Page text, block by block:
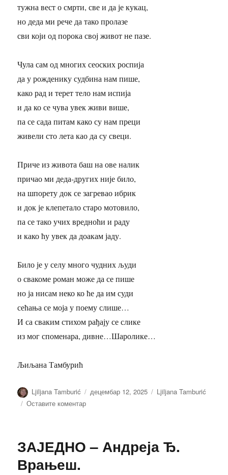
тужна вест о смрти, све и да је кукац,
но деда ми рече да тако пролазе
сви који од порока свој живот не пазе.
Чула сам од многих сеоских роспија
да у рожденику судбина нам пише,
како рад и терет тело нам испија
и да ко се чува увек живи више,
па се сада питам како су нам преци
живели сто лета као да су свеци.
Приче из живота баш на ове налик
причао ми деда-других није било,
на шпорету док се загревао ибрик
и док је клепетало старо мотовило,
па се тако учих вредноћи и раду
и како ћу увек да доакам јаду.
Било је у селу много чудних људи
о свакоме роман може да се пише
но ја нисам неко ко ће да им суди
сећања се моја у поему слише…
И са сваким стихом рађају се слике
из мог споменара, дивне…Шаролике…
Љиљана Тамбурић
Аутор
Ljiljana Tamburić Објављено
децембар 12, 2025 Категорије
Ljiljana Tamburić
Оставите коментарна
МОГ
СПОМЕНАРА-
ЗАЈЕДНО – Андреја Ђ.
Врањеш.